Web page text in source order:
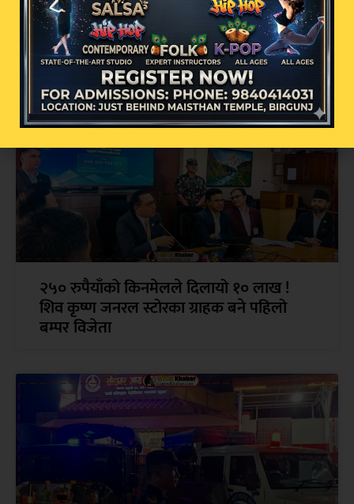
अव्यवस्थित इन्टरनेट तार व्यवस्थापनमा वीरगन्ज
महानगरको कडा कदम: सोमबार पुनः बृहत्
छलफल हुने
२५० रुपैयाँको किनमेलले दिलायो १० लाख !
शिव कृष्ण जनरल स्टोरका ग्राहक बने पहिलो
बम्पर विजेता